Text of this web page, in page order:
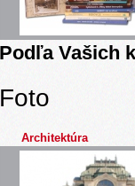
Podľa Vašich
Foto
Architektúra